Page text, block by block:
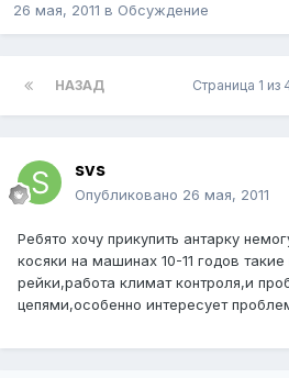
26 мая, 2011 в Обсуждение
НАЗАД Страница 1 из
svs
Опубликовано 26 мая, 2011
Ребято хочу прикупить антарку
косяки на машинах 10-11 годов
рейки,работа климат контроля,и
цепями,особенно интересует